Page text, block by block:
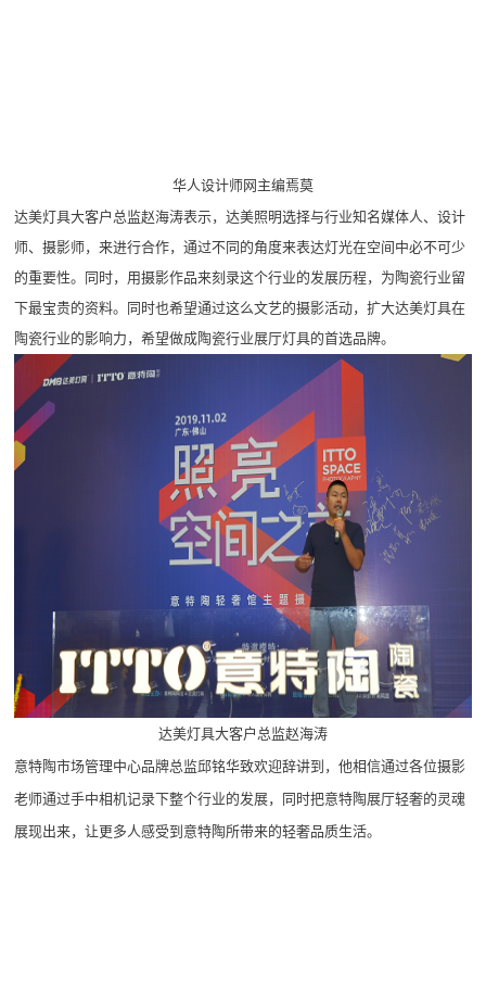
华人设计师网主编焉莫
达美灯具大客户总监赵海涛表示，达美照明选择与行业知名媒体人、设计
师、摄影师，来进行合作，通过不同的角度来表达灯光在空间中必不可少
的重要性。同时，用摄影作品来刻录这个行业的发展历程，为陶瓷行业留
下最宝贵的资料。同时也希望通过这么文艺的摄影活动，扩大达美灯具在
陶瓷行业的影响力，希望做成陶瓷行业展厅灯具的首选品牌。
达美灯具大客户总监赵海涛
意特陶市场管理中心品牌总监邱铭华致欢迎辞讲到，他相信通过各位摄影
老师通过手中相机记录下整个行业的发展，同时把意特陶展厅轻奢的灵魂
展现出来，让更多人感受到意特陶所带来的轻奢品质生活。